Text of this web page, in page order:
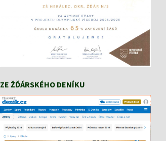
ZE ŽĎÁRSKÉHO DENÍKU